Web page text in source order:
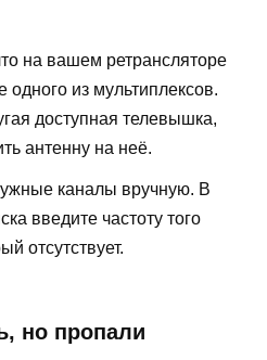
на вашем ретрансляторе
одного из мультиплексов.
доступная телевышка,
антенну на неё.
каналы вручную. В
введите частоту того
отсутствует.
но пропали